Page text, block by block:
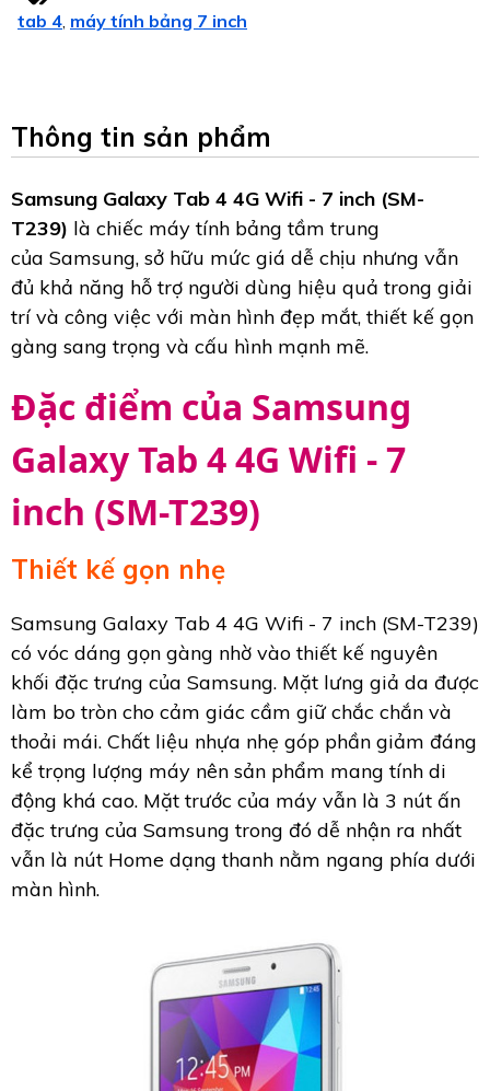
tab 4, máy tính bảng 7 inch
Thông tin sản phẩm
Samsung Galaxy Tab 4 4G Wifi - 7 inch (SM-
T239) là chiếc máy tính bảng tầm trung
của Samsung, sở hữu mức giá dễ chịu nhưng vẫn
đủ khả năng hỗ trợ người dùng hiệu quả trong giải
trí và công việc với màn hình đẹp mắt, thiết kế gọn
gàng sang trọng và cấu hình mạnh mẽ.
Đặc điểm của Samsung
Galaxy Tab 4 4G Wifi - 7
inch (SM-T239)
Thiết kế gọn nhẹ
Samsung Galaxy Tab 4 4G Wifi - 7 inch (SM-T239)
có vóc dáng gọn gàng nhờ vào thiết kế nguyên
khối đặc trưng của Samsung. Mặt lưng giả da được
làm bo tròn cho cảm giác cầm giữ chắc chắn và
thoải mái. Chất liệu nhựa nhẹ góp phần giảm đáng
kể trọng lượng máy nên sản phẩm mang tính di
động khá cao. Mặt trước của máy vẫn là 3 nút ấn
đặc trưng của Samsung trong đó dễ nhận ra nhất
vẫn là nút Home dạng thanh nằm ngang phía dưới
màn hình.